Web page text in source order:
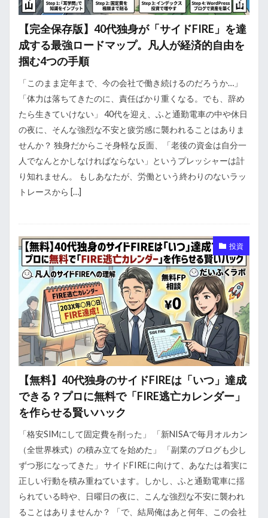
【完全保存版】40代独身が「サイドFIRE」を達
成する最強ロードマップ。凡人が経済的自由を
掴む4つの手順
「このまま定年まで、今の会社で働き続けるのだろうか…」
「体力は落ちてきたのに、責任ばかり重くなる。でも、辞め
たら生きていけない」 40代を迎え、ふと通勤電車の中や休日
の夜に、そんな強烈な不安と疲労感に襲われることはありま
せんか？ 独身だからこそ身軽な反面、「老後の資金は自分一
人でなんとかしなければならない」というプレッシャーは計
り知れません。 もしあなたが、労働という終わりのないラッ
トレースから […]
投資
【無料】40代独身のサイドFIREは「いつ」達成
できる？プロに無料で「FIRE逃亡カレンダー」
を作らせる賢いハック
「格安SIMにして固定費を削った」 「新NISAで毎月オルカン
（全世界株式）の積み立てを始めた」 「副業のブログも少し
ずつ形になってきた」 サイドFIREに向けて、あなたは着実に
正しい行動を積み重ねています。しかし、ふと通勤電車に揺
られている時や、日曜日の夜に、こんな強烈な不安に襲われ
ることはありませんか？ 「で、結局俺はあと何年、この会社